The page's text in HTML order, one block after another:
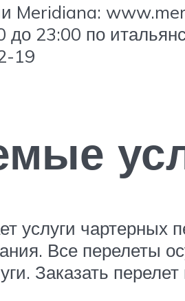
Meridiana:
23:00 по
19
услуги чартерных
Все перелеты
Заказать